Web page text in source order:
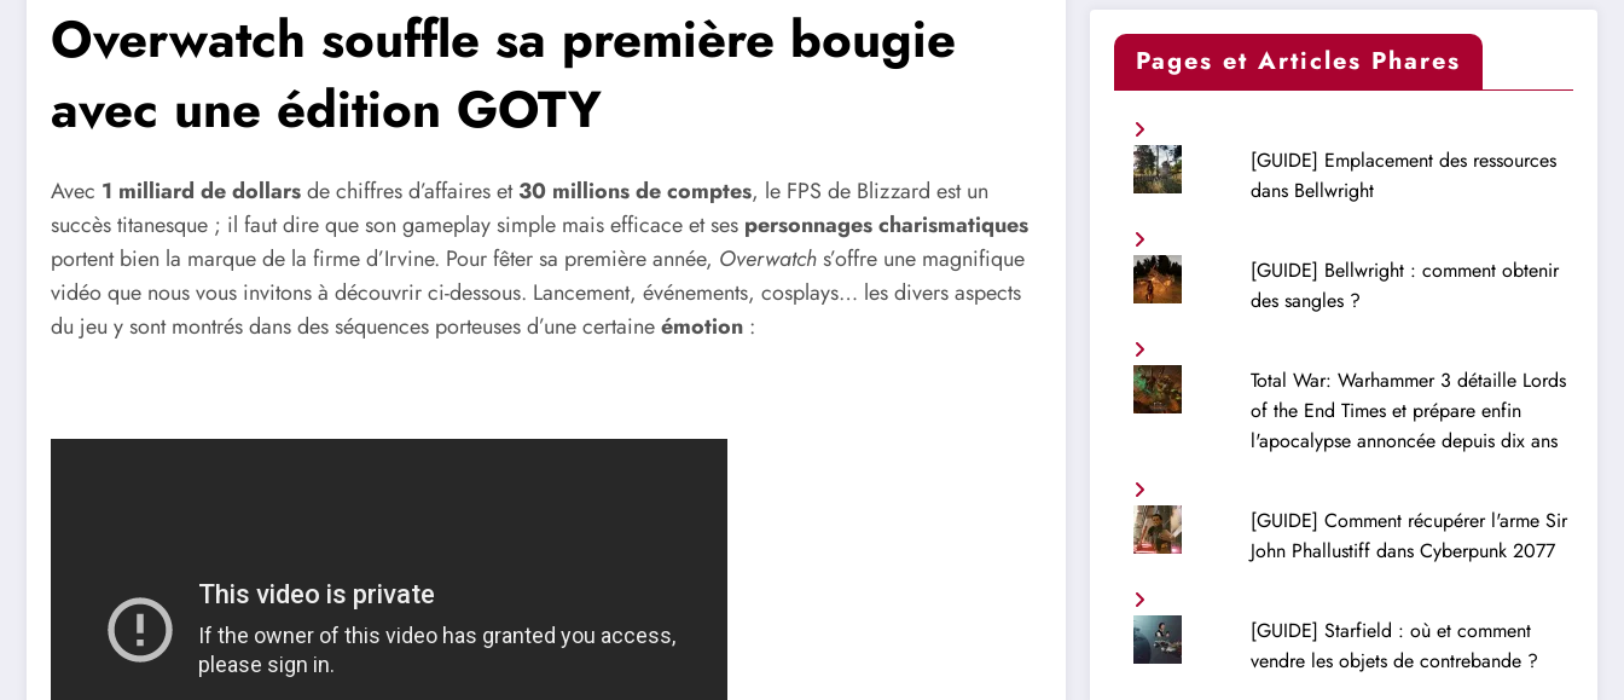
Overwatch souffle sa première bougie
avec une édition GOTY
Avec 1 milliard de dollarsde chiffres d’affaires et30 millions de comptes, le FPS de Blizzard est un
succès titanesque ; il faut dire que son gameplay simple mais efficace et ses personnages charismatiques
portent bien la marque de la firme d’Irvine. Pour fêter sa première année, Overwatchs’offre une magnifique
vidéo que nous vous invitons à découvrir ci-dessous. Lancement, événements, cosplays… les divers aspects
du jeu y sont montrés dans des séquences porteuses d’une certaineémotion :
Pages et Articles Phares
[GUIDE] Emplacement des ressources
dans Bellwright
[GUIDE] Bellwright : comment obtenir
des sangles ?
Total War: Warhammer 3 détaille Lords
of the End Times et prépare enfin
l'apocalypse annoncée depuis dix ans
[GUIDE] Comment récupérer l'arme Sir
John Phallustiff dans Cyberpunk 2077
[GUIDE] Starfield : où et comment
vendre les objets de contrebande ?